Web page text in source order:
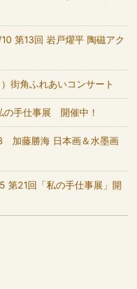
10 第13回 岩戸燿平 陶磁アク
街角ふれあいコンサート
の手仕事展 開催中！
加藤勝海 日本画＆水墨画
第21回「私の手仕事展」開